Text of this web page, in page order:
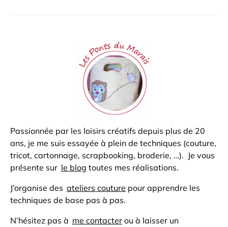
Passionnée par les loisirs créatifs depuis plus de 20
ans, je me suis essayée à plein de techniques (couture,
tricot, cartonnage, scrapbooking, broderie, …). Je vous
présente sur le blog toutes mes réalisations.
J’organise des ateliers couture pour apprendre les
techniques de base pas à pas.
N’hésitez pas à me contacter ou à laisser un